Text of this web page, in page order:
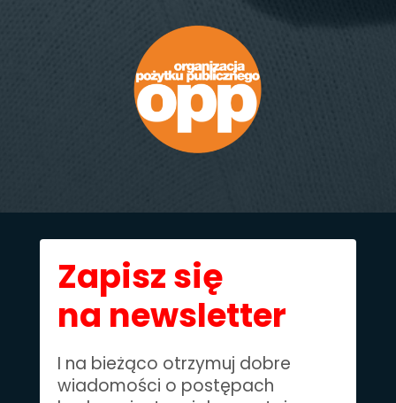
Zapisz się
na newsletter
I na bieżąco otrzymuj dobre
wiadomości o postępach